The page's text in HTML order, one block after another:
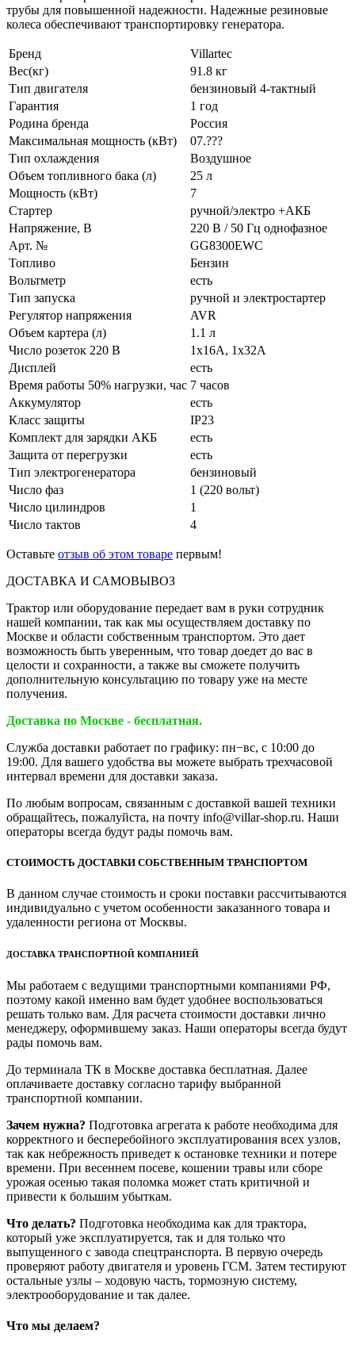
трубы для повышенной надежности. Надежные резиновые
колеса обеспечивают транспортировку генератора.
Бренд
Villartec
Вес(кг)
91.8 кг
Тип двигателя
бензиновый 4-тактный
Гарантия
1 год
Родина бренда
Россия
Максимальная мощность (кВт)
07.???
Тип охлаждения
Воздушное
Объем топливного бака (л)
25 л
Мощность (кВт)
7
Стартер
ручной/электро +АКБ
Напряжение, В
220 В / 50 Гц однофазное
Арт. №
GG8300EWC
Топливо
Бензин
Вольтметр
есть
Тип запуска
ручной и электростартер
Регулятор напряжения
AVR
Объем картера (л)
1.1 л
Число розеток 220 В
1х16А, 1х32А
Дисплей
есть
Время работы 50% нагрузки, час 7 часов
Аккумулятор
есть
Класс защиты
IP23
Комплект для зарядки АКБ
есть
Защита от перегрузки
есть
Тип электрогенератора
бензиновый
Число фаз
1 (220 вольт)
Число цилиндров
1
Число тактов
4
Оставьте отзыв об этом товаре первым!
ДОСТАВКА И САМОВЫВОЗ
Трактор или оборудование передает вам в руки сотрудник
нашей компании, так как мы осуществляем доставку по
Москве и области собственным транспортом. Это дает
возможность быть уверенным, что товар доедет до вас в
целости и сохранности, а также вы сможете получить
дополнительную консультацию по товару уже на месте
получения.
Доставка по Москве - бесплатная.
Служба доставки работает по графику: пн−вс, с 10:00 до
19:00. Для вашего удобства вы можете выбрать трехчасовой
интервал времени для доставки заказа.
По любым вопросам, связанным с доставкой вашей техники
обращайтесь, пожалуйста, на почту info@villar-shop.ru. Наши
операторы всегда будут рады помочь вам.
СТОИМОСТЬ ДОСТАВКИ СОБСТВЕННЫМ ТРАНСПОРТОМ
В данном случае стоимость и сроки поставки рассчитываются
индивидуально с учетом особенности заказанного товара и
удаленности региона от Москвы.
ДОСТАВКА ТРАНСПОРТНОЙ КОМПАНИЕЙ
Мы работаем с ведущими транспортными компаниями РФ,
поэтому какой именно вам будет удобнее воспользоваться
решать только вам. Для расчета стоимости доставки лично
менеджеру, оформившему заказ. Наши операторы всегда будут
рады помочь вам.
До терминала ТК в Москве доставка бесплатная. Далее
оплачиваете доставку согласно тарифу выбранной
транспортной компании.
Зачем нужна? Подготовка агрегата к работе необходима для
корректного и бесперебойного эксплуатирования всех узлов,
так как небрежность приведет к остановке техники и потере
времени. При весеннем посеве, кошении травы или сборе
урожая осенью такая поломка может стать критичной и
привести к большим убыткам.
Что делать? Подготовка необходима как для трактора,
который уже эксплуатируется, так и для только что
выпущенного с завода спецтранспорта. В первую очередь
проверяют работу двигателя и уровень ГСМ. Затем тестируют
остальные узлы – ходовую часть, тормозную систему,
электрооборудование и так далее.
Что мы делаем?